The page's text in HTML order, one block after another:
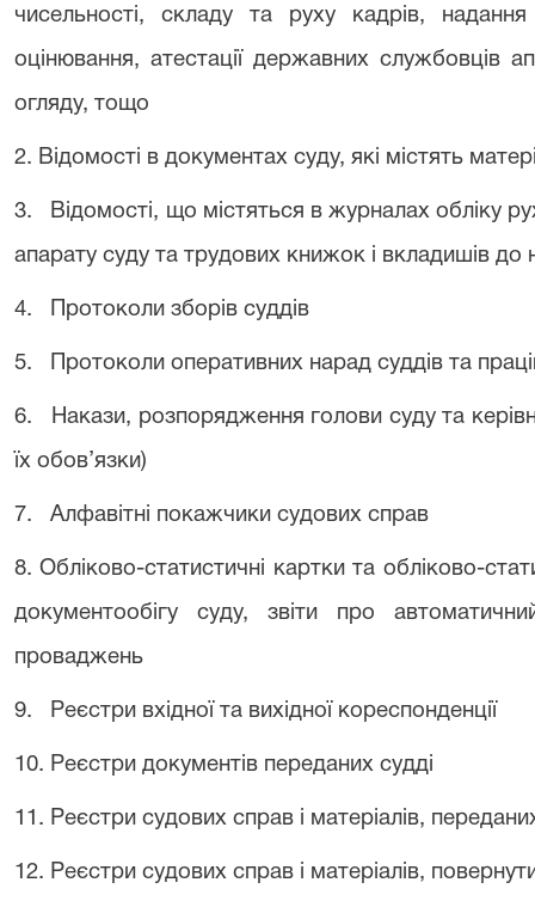
чисельності, складу та руху кадрів,
оцінювання, атестації державних службовців
огляду, тощо
2. Відомості в документах суду, які містять
3. Відомості, що містяться в журналах обліку
апарату суду та трудових книжок і вкладишів до
4. Протоколи зборів суддів
5. Протоколи оперативних нарад суддів та
6. Накази, розпорядження голови суду та
їх обов’язки)
7. Алфавітні покажчики судових справ
8. Обліково-статистичні картки та обліково-
документообігу суду, звіти про
проваджень
9. Реєстри вхідної та вихідної кореспонденції
10. Реєстри документів переданих судді
11. Реєстри судових справ і матеріалів,
12. Реєстри судових справ і матеріалів,